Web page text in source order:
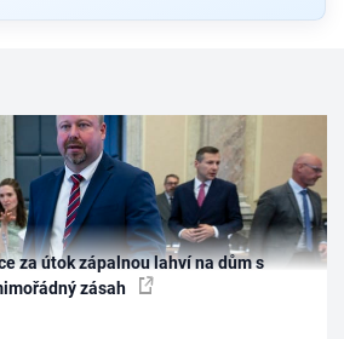
za útok zápalnou lahví na dům s
zásah